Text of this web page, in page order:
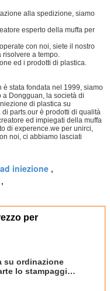
alla spedizione, siamo
esperto della muffa per
con noi, siete il nostro
risolvere a tempo.
ed i prodotti di plastica.
stata fondata nel 1999, siamo
Dongguan, la società di
di plastica su
parts.our è prodotti di qualità
ed impiegati della muffa
di experence.we per unirci,
noi, ci abbiamo lasciati
iniezione ,
,
per
su ordinazione
lo stampaggio